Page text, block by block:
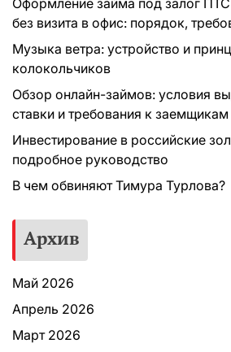
Оформление займа под залог ПТС
без визита в офис: порядок,
Музыка ветра: устройство и
колокольчиков
Обзор онлайн-займов: условия
ставки и требования к заемщикам
Инвестирование в российские
подробное руководство
В чем обвиняют Тимура Турлова?
Архив
Май 2026
Апрель 2026
Март 2026